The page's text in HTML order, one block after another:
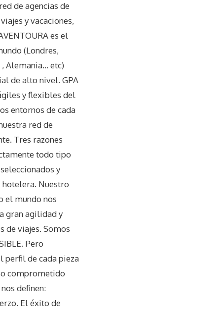
de agencias de
y vacaciones,
es el
(Londres,
, Alemania… etc)
de alto nivel. GPA
y flexibles del
entornos de cada
red de
Tres razones
todo tipo
y
hotelera. Nuestro
el mundo nos
gran agilidad y
de viajes. Somos
Pero
perfil de cada pieza
comprometido
definen:
El éxito de